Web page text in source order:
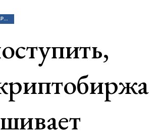
КРИПТОВАЛЮТА В БЕЛАРУСИ: ЗАКОННО ЛИ ПОКУПАТЬ, ПРОДАВАТЬ КРИПТУ?